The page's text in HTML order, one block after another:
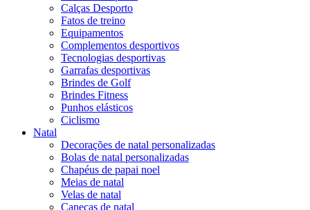
Calças Desporto
Fatos de treino
Equipamentos
Complementos desportivos
Tecnologias desportivas
Garrafas desportivas
Brindes de Golf
Brindes Fitness
Punhos elásticos
Ciclismo
Natal
Decorações de natal personalizadas
Bolas de natal personalizadas
Chapéus de papai noel
Meias de natal
Velas de natal
Canecas de natal